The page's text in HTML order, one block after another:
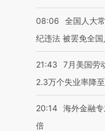
08:06
全国人大
纪违法 被罢免全
21:43
7月美国劳
2.3万个失业率降
20:14 海外金融
倍